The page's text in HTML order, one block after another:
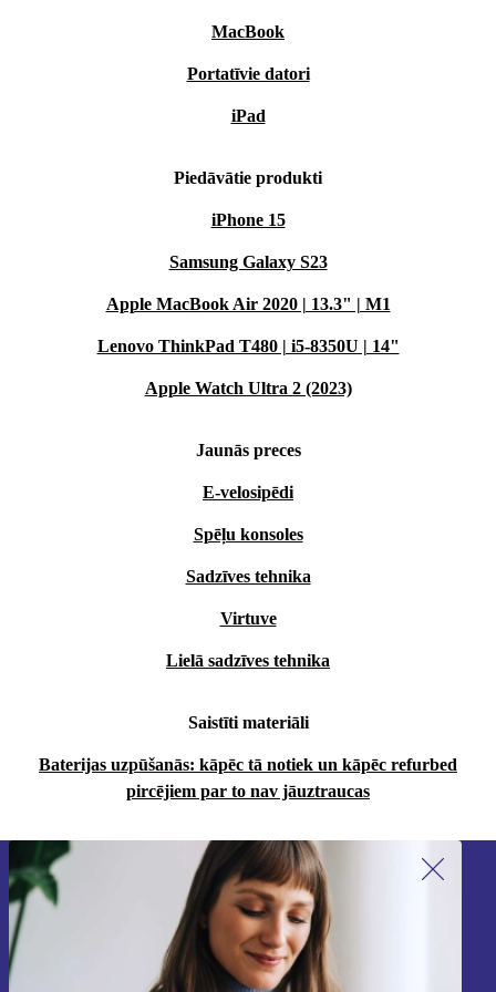
MacBook
Portatīvie datori
iPad
Piedāvātie produkti
iPhone 15
Samsung Galaxy S23
Apple MacBook Air 2020 | 13.3" | M1
Lenovo ThinkPad T480 | i5-8350U | 14"
Apple Watch Ultra 2 (2023)
Jaunās preces
E-velosipēdi
Spēļu konsoles
Sadzīves tehnika
Virtuve
Lielā sadzīves tehnika
Saistīti materiāli
Baterijas uzpūšanās: kāpēc tā notiek un kāpēc refurbed
pircējiem par to nav jāuztraucas
Piesakieties mūsu jaunumu
saņemšanai!
Nekad vairs nepalaidiet garām nevienu
piedāvājumu.